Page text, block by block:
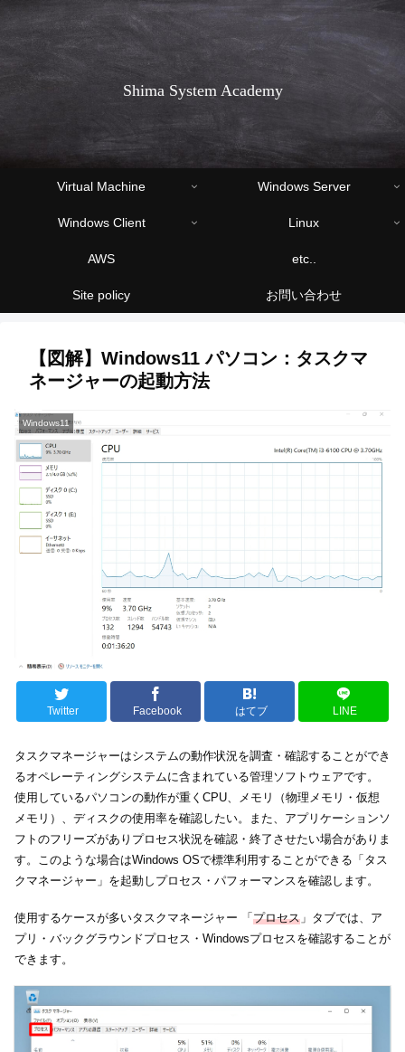
Shima System Academy
Virtual Machine Windows Server
Windows Client Linux
AWS etc..
Site policy お問い合わせ
【図解】Windows11 パソコン：タスクマ
ネージャーの起動方法
Windows11
Twitter Facebook はてブ LINE
タスクマネージャーはシステムの動作状況を調査・確認することができ
るオペレーティングシステムに含まれている管理ソフトウェアです。
使用しているパソコンの動作が重くCPU、メモリ（物理メモリ・仮想
メモリ）、ディスクの使用率を確認したい。また、アプリケーションソ
フトのフリーズがありプロセス状況を確認・終了させたい場合がありま
す。このような場合はWindows OSで標準利用することができる「タス
クマネージャー」を起動しプロセス・パフォーマンスを確認します。
使用するケースが多いタスクマネージャー 「 プロセス 」タブでは、ア
プリ・バックグラウンドプロセス・Windowsプロセスを確認することが
できます。